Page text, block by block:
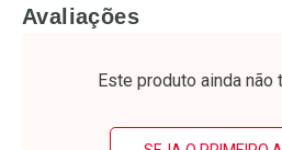
Laboratório
Por Menos
Avaliações
Este produto ainda não